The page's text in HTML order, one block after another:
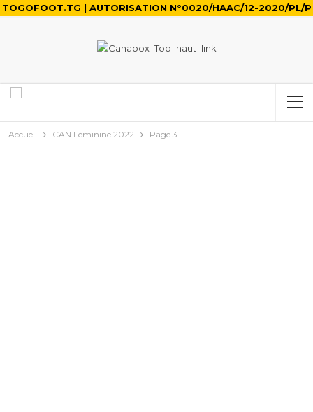
TOGOFOOT.TG | AUTORISATION N°0020/HAAC/12-2020/PL/P
Accueil CAN Féminine 2022 Page 3